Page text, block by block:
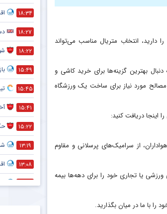
انتخاب متریال مناسب می‌تواند
بهترین گزینه‌ها برای خرید کاشی و
مورد نیاز برای ساخت یک ورزشگاه
اینجا دریافت کنید:
از سرامیک‌های پرسلانی و مقاوم
یا تجاری خود را برای دهه‌ها بیمه
را با ما در میان بگذارید.
۱۸:۳۴
۱۸:۲۷
۱۸:۲۲
۱۵:۴۹
۱۵:۴۵
۱۵:۴۱
۱۵:۲۲
۱۳:۱۹
۱۳:۰۸
۱۲:۵۱